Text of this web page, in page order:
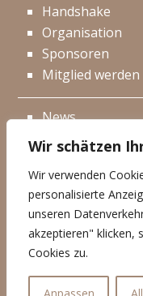
Wir schätzen
Wir verwenden
personalisierte
unseren
akzeptieren" klicken,
Cookies zu.
Handshake
Organisation
Sponsoren
Mitglied werden
News
Events
Kontakt
Impressum